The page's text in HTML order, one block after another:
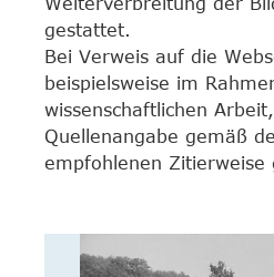
gestattet.
Bei Verweis auf die
beispielsweise im
wissenschaftlichen
Quellenangabe gemäß
empfohlenen Zitierweise